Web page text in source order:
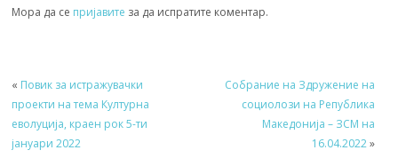
Мора да се пријавите за да испратите коментар.
« Повик за истражувачки
проекти на тема Културна
еволуција, краен рок 5-ти
јануари 2022
Собрание на Здружение на
социолози на Република
Македонија – ЗСМ на
16.04.2022»